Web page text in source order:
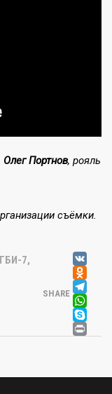
Олег Портнов, рояль
съёмки.
7,
SHARE